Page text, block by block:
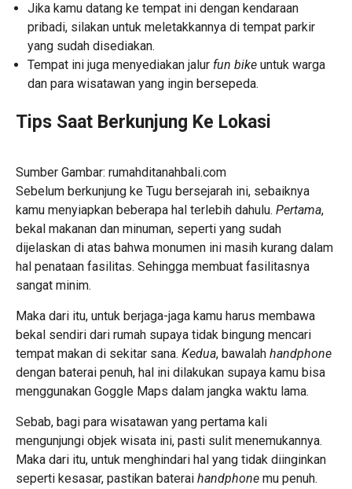
Jika kamu datang ke tempat ini dengan kendaraan
pribadi, silakan untuk meletakkannya di tempat parkir
yang sudah disediakan.
Tempat ini juga menyediakan jalur fun bike untuk warga
dan para wisatawan yang ingin bersepeda.
Tips Saat Berkunjung Ke Lokasi
Sumber Gambar: rumahditanahbali.com
Sebelum berkunjung ke Tugu bersejarah ini, sebaiknya
kamu menyiapkan beberapa hal terlebih dahulu. Pertama,
bekal makanan dan minuman, seperti yang sudah
dijelaskan di atas bahwa monumen ini masih kurang dalam
hal penataan fasilitas. Sehingga membuat fasilitasnya
sangat minim.
Maka dari itu, untuk berjaga-jaga kamu harus membawa
bekal sendiri dari rumah supaya tidak bingung mencari
tempat makan di sekitar sana. Kedua, bawalah handphone
dengan baterai penuh, hal ini dilakukan supaya kamu bisa
menggunakan Goggle Maps dalam jangka waktu lama.
Sebab, bagi para wisatawan yang pertama kali
mengunjungi objek wisata ini, pasti sulit menemukannya.
Maka dari itu, untuk menghindari hal yang tidak diinginkan
seperti kesasar, pastikan baterai handphone mu penuh.